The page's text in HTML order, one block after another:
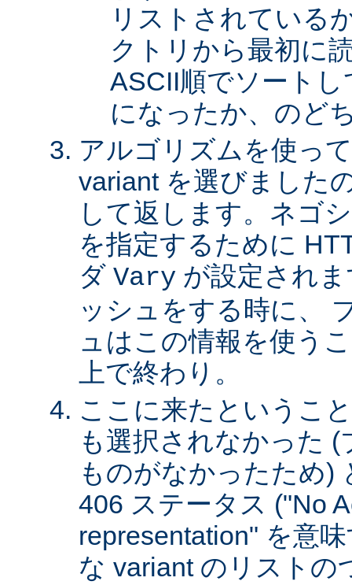
リストされている
クトリから最初に
ASCII順でソート
になったか、のど
アルゴリズムを使っ
variant を選びました
して返します。ネゴ
を指定するために
ダ Vary が設定され
ッシュをする時に、
ュはこの情報を使う
上で終わり。
ここに来たというこ
も選択されなかった
ものがなかったため)
406 ステータス ("No
representation" を意
な variant のリストの